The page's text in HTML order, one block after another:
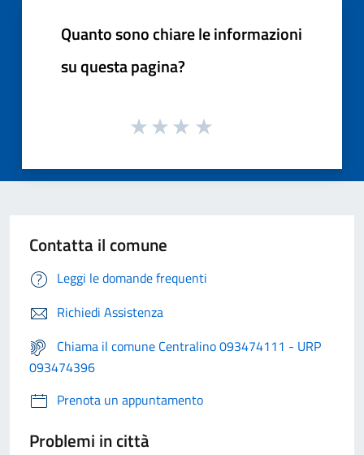
Quanto sono chiare le informazioni
su questa pagina?
Contatta il comune
Leggi le domande frequenti
Richiedi Assistenza
Chiama il comune Centralino 093474111 - URP
093474396
Prenota un appuntamento
Problemi in città